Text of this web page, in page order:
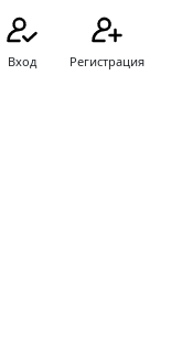
Вход Регистрация